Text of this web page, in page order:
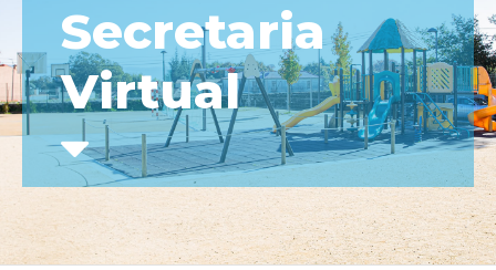
Secretaria
Virtual